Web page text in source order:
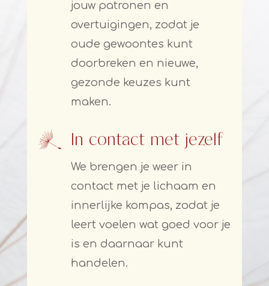
jouw patronen en
overtuigingen, zodat je
oude gewoontes kunt
doorbreken en nieuwe,
gezonde keuzes kunt
maken.
In contact met jezelf
We brengen je weer in
contact met je lichaam en
innerlijke kompas, zodat je
leert voelen wat goed voor je
is en daarnaar kunt
handelen.